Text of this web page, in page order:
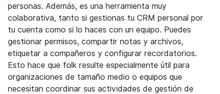
personas. Además, es una herramienta muy
colaborativa, tanto si gestionas tu CRM personal por
tu cuenta como si lo haces con un equipo. Puedes
gestionar permisos, compartir notas y archivos,
etiquetar a compañeros y configurar recordatorios.
Esto hace que folk resulte especialmente útil para
organizaciones de tamaño medio o equipos que
necesitan coordinar sus actividades de gestión de